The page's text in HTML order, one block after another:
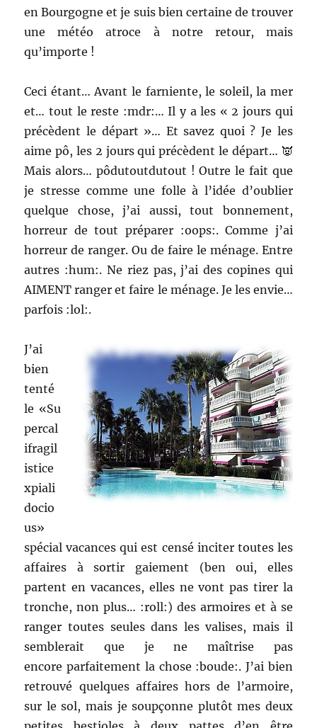
en Bourgogne et je suis bien certaine de trouver
une météo atroce à notre retour, mais
qu’importe !
Ceci étant… Avant le farniente, le soleil, la mer
et… tout le reste :mdr:… Il y a les « 2 jours qui
précèdent le départ »… Et savez quoi ? Je les
aime pô, les 2 jours qui précèdent le départ… 👿
Mais alors… pôdutoutdutout ! Outre le fait que
je stresse comme une folle à l’idée d’oublier
quelque chose, j’ai aussi, tout bonnement,
horreur de tout préparer :oops:. Comme j’ai
horreur de ranger. Ou de faire le ménage. Entre
autres :hum:. Ne riez pas, j’ai des copines qui
AIMENT ranger et faire le ménage. Je les envie…
parfois :lol:.
J’ai
bien
tenté
le «Su
percal
ifragil
istice
xpiali
docio
us»
spécial vacances qui est censé inciter toutes les
affaires à sortir gaiement (ben oui, elles
partent en vacances, elles ne vont pas tirer la
tronche, non plus… :roll:) des armoires et à se
ranger toutes seules dans les valises, mais il
semblerait que je ne maîtrise pas
encore parfaitement la chose :boude:. J’ai bien
retrouvé quelques affaires hors de l’armoire,
sur le sol, mais je soupçonne plutôt mes deux